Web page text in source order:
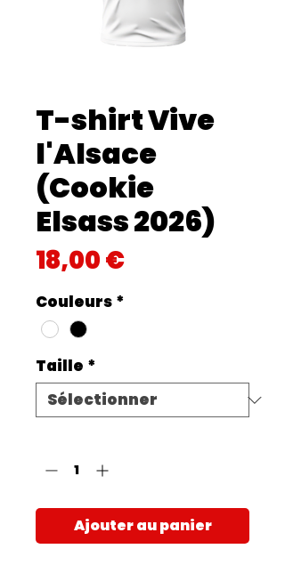
T-shirt Vive
l'Alsace
(Cookie
Elsass 2026)
18,00 €Prix
Couleurs *
Taille *
Ajouter au panier